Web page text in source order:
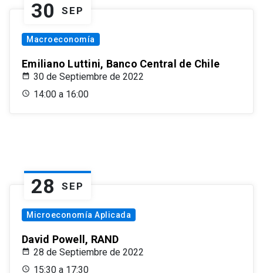
30 SEP
Macroeconomía
Emiliano Luttini, Banco Central de Chile
30 de Septiembre de 2022
14:00 a 16:00
28 SEP
Microeconomía Aplicada
David Powell, RAND
28 de Septiembre de 2022
15:30 a 17:30